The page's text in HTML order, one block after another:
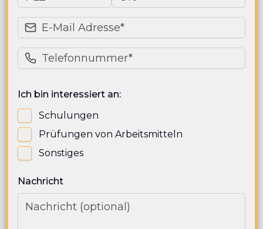
Ich bin interessiert an:
Schulungen
Prüfungen von Arbeitsmitteln
Sonstiges
Nachricht